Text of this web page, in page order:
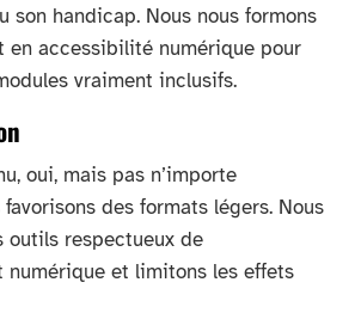
son handicap. Nous nous formons
en accessibilité numérique pour
vraiment inclusifs.
oui, mais pas n’importe
des formats légers. Nous
outils respectueux de
numérique et limitons les effets